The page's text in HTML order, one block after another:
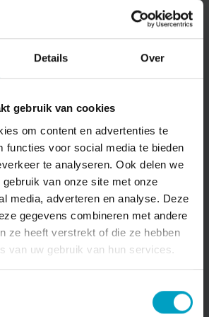
Details Over
gebruik van cookies
om content en advertenties te
functies voor social media te bieden
te analyseren. Ook delen we
van onze site met onze
media, adverteren en analyse. Deze
gegevens combineren met andere
ze heeft verstrekt of die ze hebben
van uw gebruik van hun services.
Green